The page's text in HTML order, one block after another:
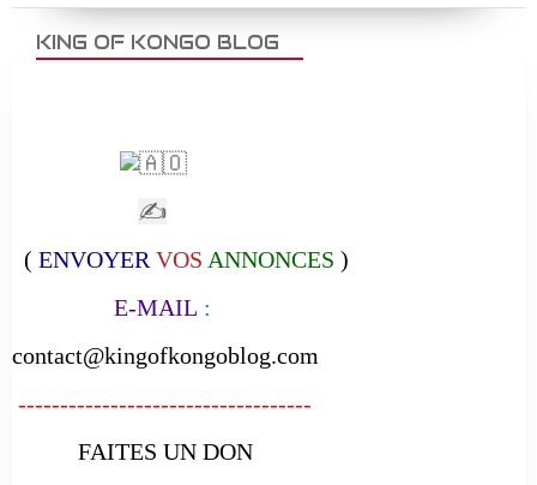
KING OF KONGO BLOG
✍
( ENVOYER VOS ANNONCES )
E-MAIL :
contact@kingofkongoblog.com
-----------------------------------
FAITES UN DON